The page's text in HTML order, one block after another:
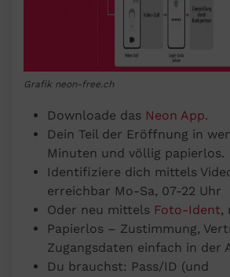
Grafik neon-free.ch
Downloade das Neon App.
Dein Teil der Eröffnung in
Minuten und völlig papierlos.
Identifiziere dich mittels
erreichbar Mo-Sa, 07-22 Uhr
Oder neu mittels Foto-Ident,
Papierlos – Zustimmung,
Zugangsdaten einfach in der
Du brauchst: Pass/ID (und